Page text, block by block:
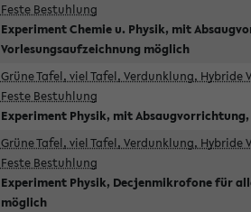
Feste Bestuhlung
Experiment Chemie u. Physik, mit
Vorlesungsaufzeichnung möglich
Grüne Tafel, viel Tafel, Verdunklung,
Feste Bestuhlung
Experiment Physik, mit
Grüne Tafel, viel Tafel, Verdunklung,
Feste Bestuhlung
Experiment Physik, Decjenmikrofone für
möglich